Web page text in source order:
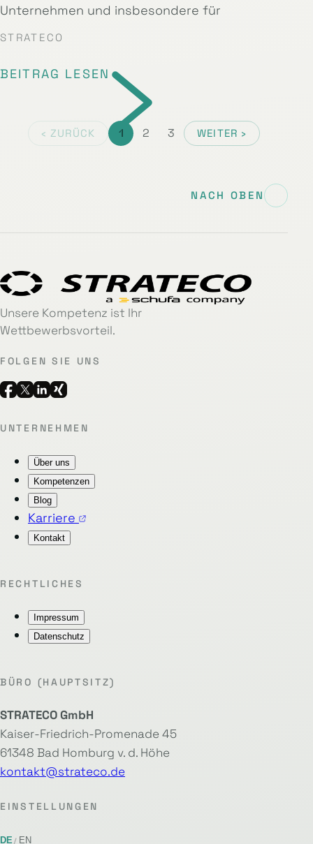
Unternehmen und insbesondere für
STRATECO
BEITRAG LESEN
‹ ZURÜCK 1 2 3 WEITER ›
NACH OBEN
Unsere Kompetenz ist Ihr
Wettbewerbsvorteil.
FOLGEN SIE UNS
UNTERNEHMEN
Über uns
Kompetenzen
Blog
Karriere
Kontakt
RECHTLICHES
Impressum
Datenschutz
BÜRO (HAUPTSITZ)
STRATECO GmbH
Kaiser-Friedrich-Promenade 45
61348 Bad Homburg v. d. Höhe
kontakt@strateco.de
EINSTELLUNGEN
DE EN